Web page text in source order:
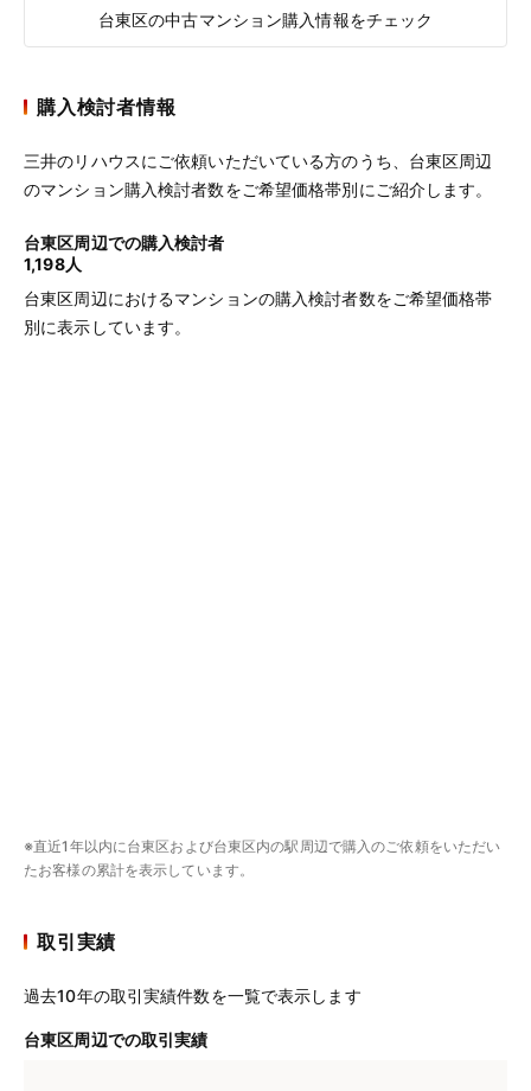
台東区の中古マンション購入情報をチェック
購入検討者情報
三井のリハウスにご依頼いただいている方のうち、台東区周辺
のマンション購入検討者数をご希望価格帯別にご紹介します。
台東区周辺での購入検討者
1,198人
台東区周辺におけるマンションの購入検討者数をご希望価格帯
別に表示しています。
※直近1年以内に台東区および台東区内の駅周辺で購入のご依頼をいただい
たお客様の累計を表示しています。
取引実績
過去10年の取引実績件数を一覧で表示します
台東区周辺での取引実績